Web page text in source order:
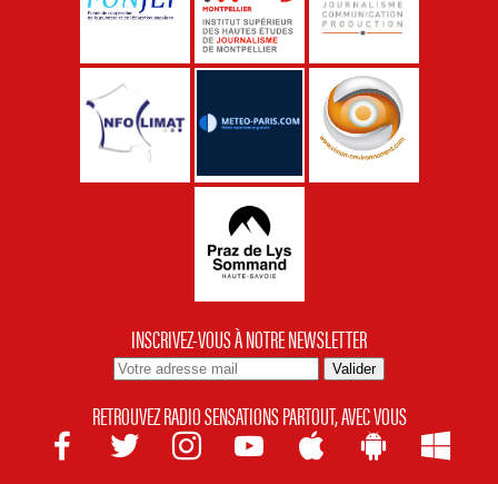
INSCRIVEZ-VOUS À NOTRE NEWSLETTER
RETROUVEZ RADIO SENSATIONS PARTOUT, AVEC VOUS
      